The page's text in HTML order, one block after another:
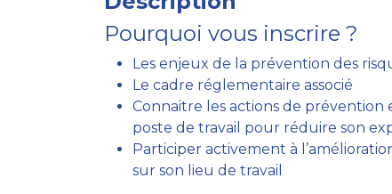
Pourquoi vous inscrire ?
Les enjeux de la prévention des
Le cadre réglementaire associé
Connaitre les actions de
poste de travail pour réduire son
Participer activement à
sur son lieu de travail